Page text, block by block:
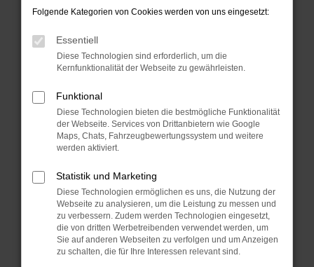
Prüfe deine Browsererweiterungen.
können das Laden bestimmter Seiten
verhindern. Funktioniert die Seite in einem
anderen Browser oder in einem privaten
Starte dein Gerät neu.
Das kann manchmal helfen, vorübergehende
Probleme zu beheben.
Betriebssystem auf dem neuesten Stand
sind.
Veraltete Software birgt nicht nur ein
Sicherheitsrisiko, sondern kann auch dazu
führen, dass bestimmte Funktionen nicht mehr
unterstützt werden.
Folgende Kategorien von Cookies werden von uns eingesetzt:
Essentiell
Diese Technologien sind erforderlich, um die
Kernfunktionalität der Webseite zu gewährleisten.
Funktional
Diese Technologien bieten die bestmögliche Funktionalität
der Webseite. Services von Drittanbietern wie Google
Maps, Chats, Fahrzeugbewertungssystem und weitere
werden aktiviert.
Statistik und Marketing
Diese Technologien ermöglichen es uns, die Nutzung der
Webseite zu analysieren, um die Leistung zu messen und
zu verbessern. Zudem werden Technologien eingesetzt,
die von dritten Werbetreibenden verwendet werden, um
Sie auf anderen Webseiten zu verfolgen und um Anzeigen
zu schalten, die für Ihre Interessen relevant sind.